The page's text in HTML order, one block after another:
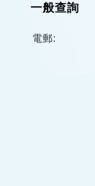
一般查詢
電郵: